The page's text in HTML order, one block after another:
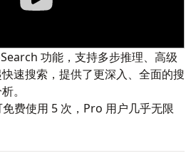
功能，支持多步推理、高级
速搜索，提供了更深入、全面的搜
。
费使用 5 次，Pro 用户几乎无限